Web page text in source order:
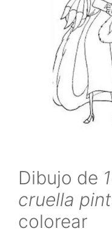
Dibujo de
cruella
colorear